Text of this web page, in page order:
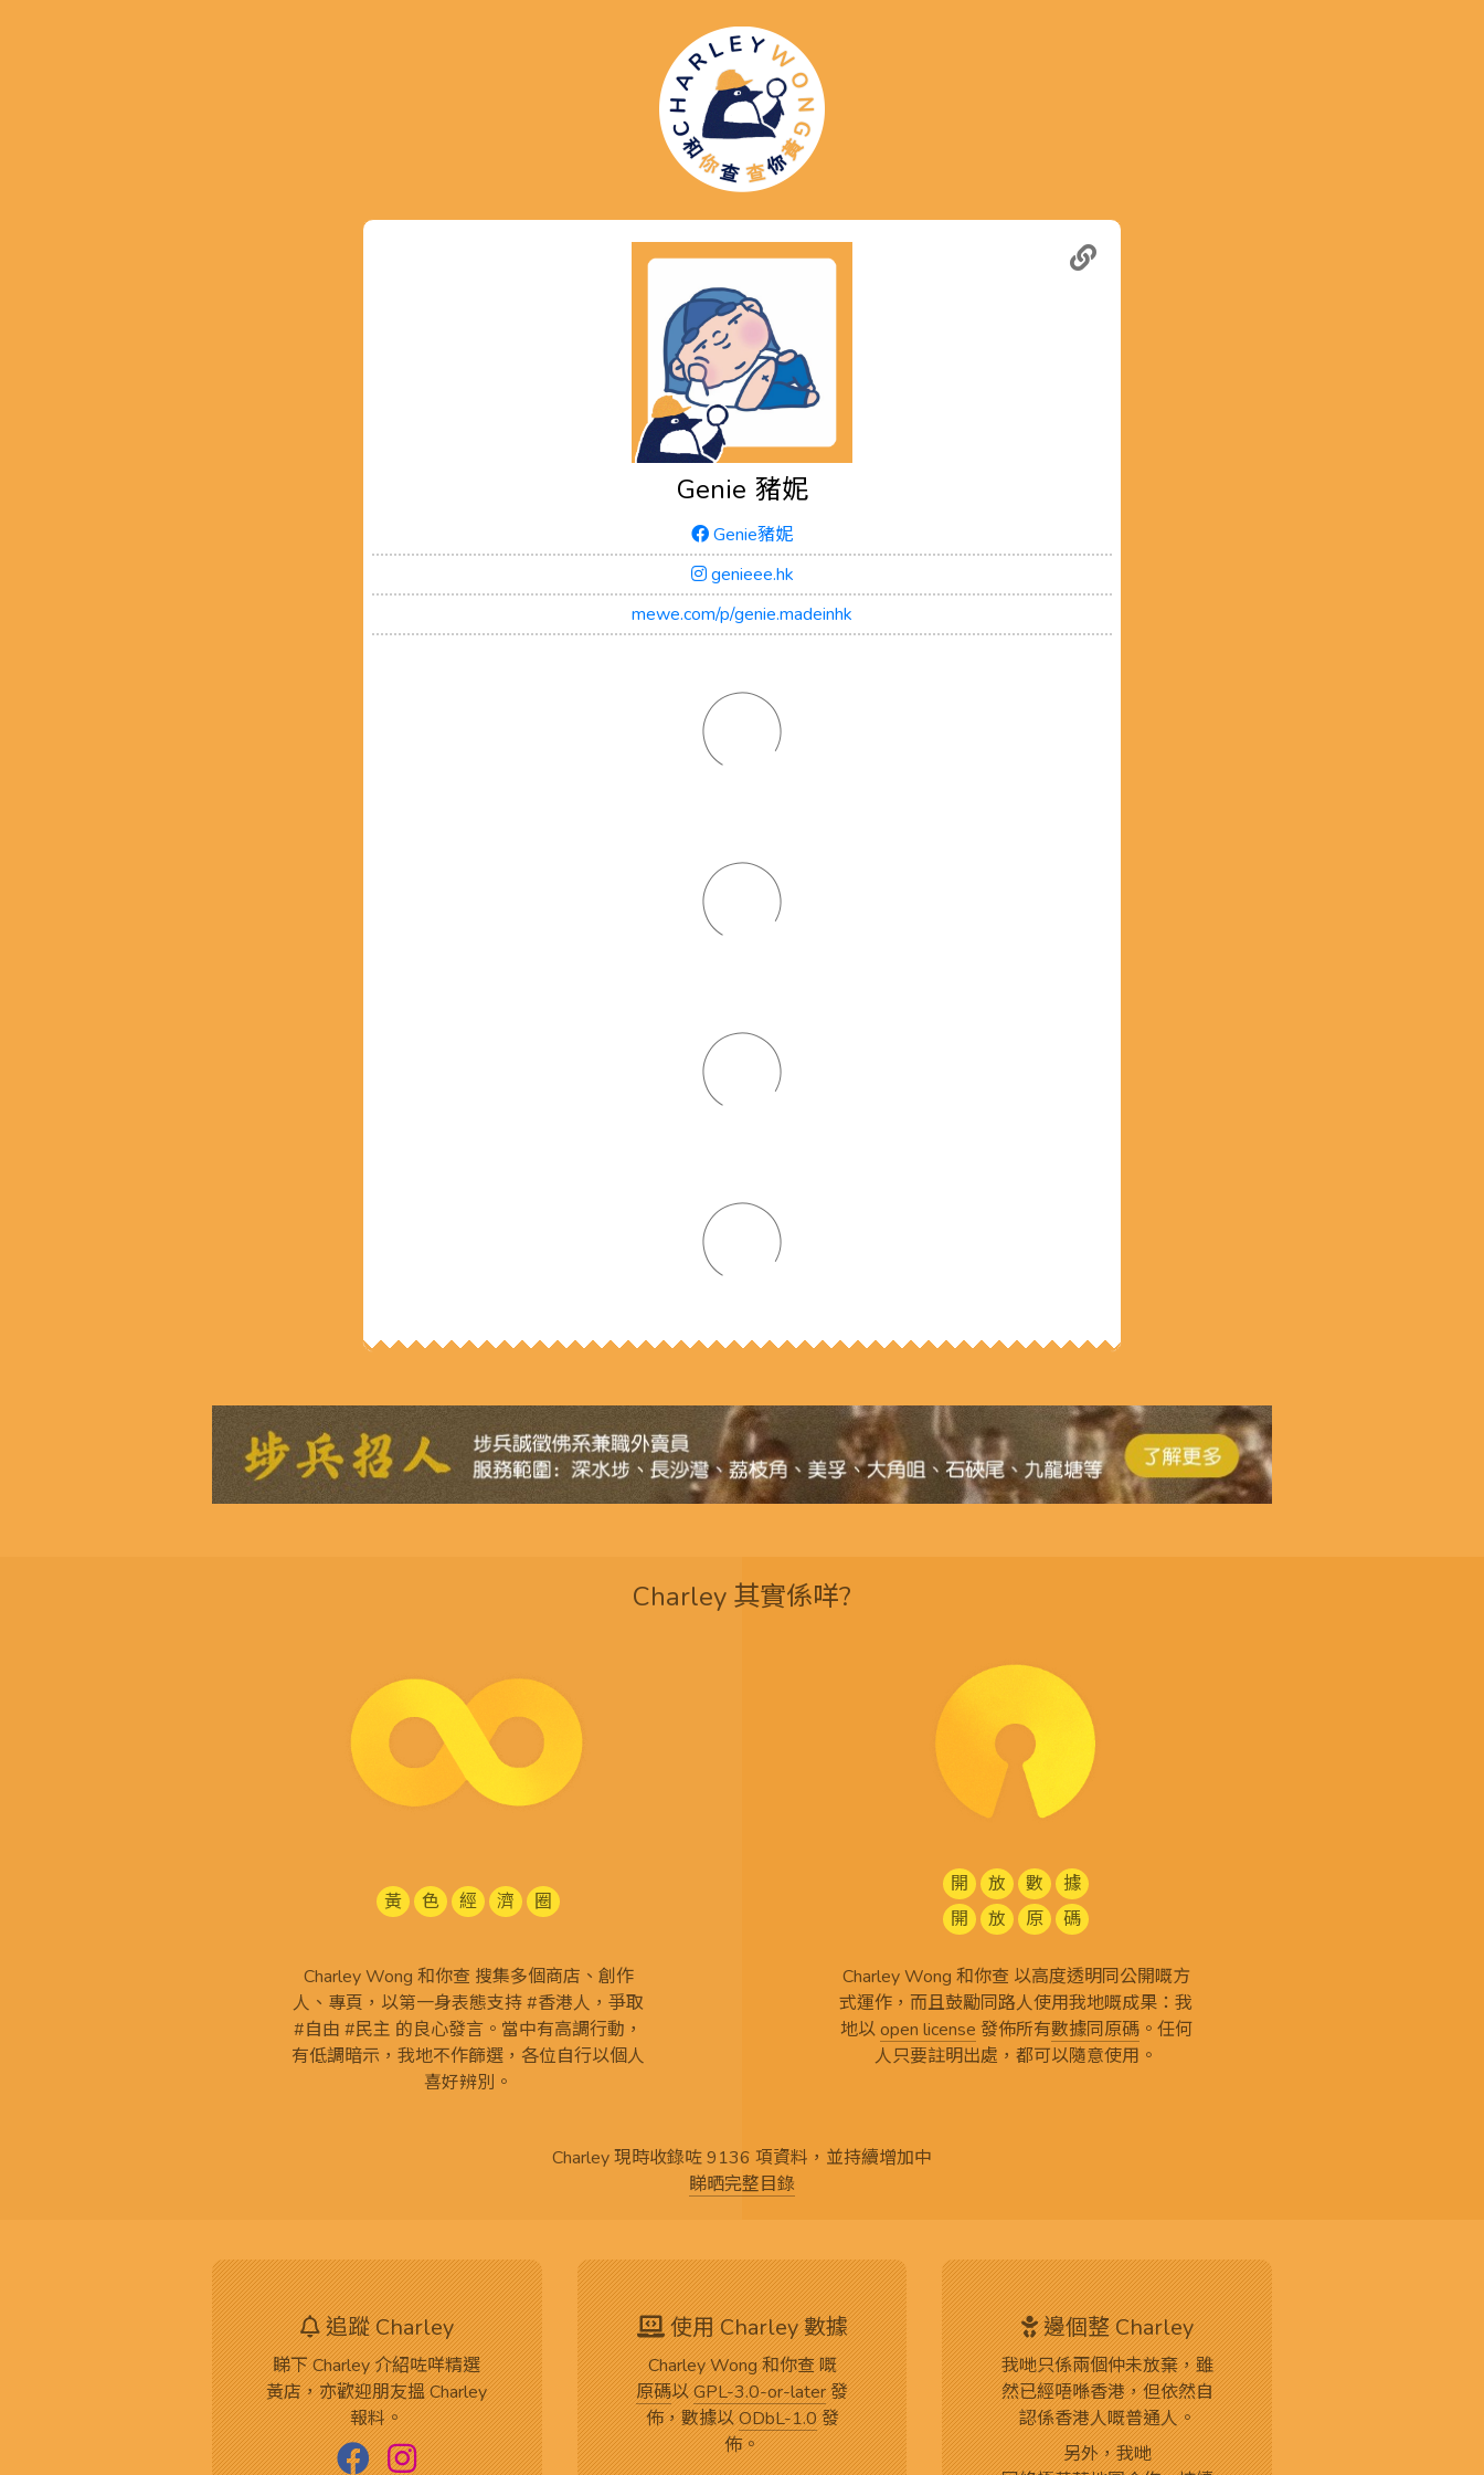
Genie 豬妮
Genie豬妮
genieee.hk
mewe.com/p/genie.madeinhk
Charley 其實係咩?
黃 色 經 濟 圈
Charley Wong 和你查 搜集多個商店、創作
人、專頁，以第一身表態支持 #香港人，爭取
#自由 #民主 的良心發言。當中有高調行動，
有低調暗示，我地不作篩選，各位自行以個人
喜好辨別。
開 放 數
據
開
放 原 碼
Charley Wong 和你查 以高度透明同公開嘅方
式運作，而且鼓勵同路人使用我地嘅成果：我
地以open license 發佈所有數據同原碼。任何
人只要註明出處，都可以隨意使用。
Charley 現時收錄咗 9136 項資料，並持續增加中
睇晒完整目錄
追蹤 Charley
睇下 Charley 介紹咗咩精選
黃店，亦歡迎朋友搵 Charley
報料。
使用 Charley 數據
Charley Wong 和你查 嘅
原碼以GPL-3.0-or-later發
佈，數據以ODbL-1.0發
佈。
邊個整 Charley
我哋只係兩個仲未放棄，雖
然已經唔喺香港，但依然自
認係香港人嘅普通人。
另外，我哋